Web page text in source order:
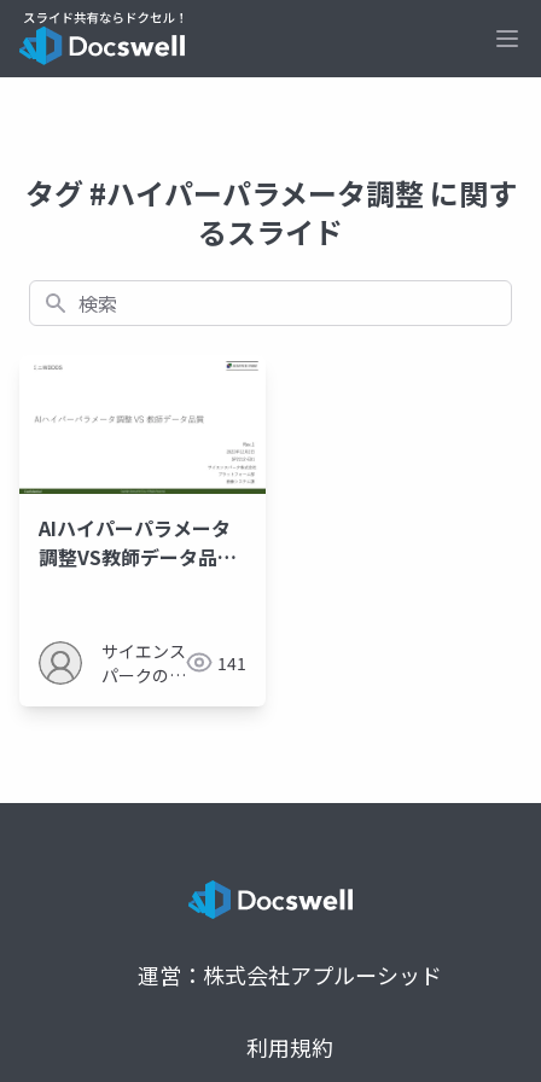
タグ #ハイパーパラメータ調整 に関す
るスライド
検索
AIハイパーパラメータ
調整VS教師データ品質
サイエンス
パークの勉
141
運営：株式会社アプルーシッド
利用規約